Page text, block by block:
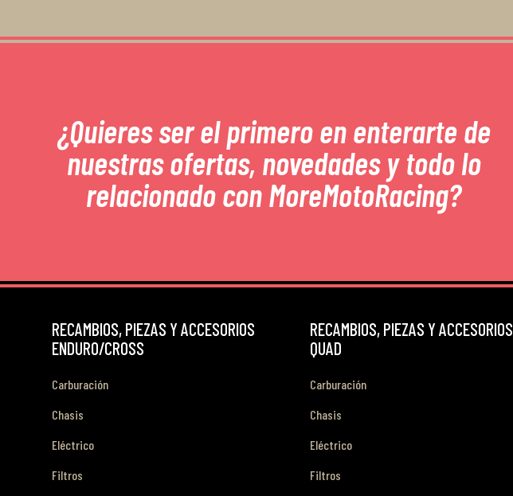
¿Quieres ser el primero en enterarte de
nuestras ofertas, novedades y todo lo
relacionado con MoreMotoRacing?
RECAMBIOS, PIEZAS Y ACCESORIOS
ENDURO/CROSS
Carburación
Chasis
Eléctrico
Filtros
RECAMBIOS, PIEZAS Y ACCESORIOS
QUAD
Carburación
Chasis
Eléctrico
Filtros